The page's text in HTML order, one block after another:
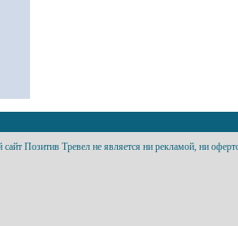
Позитив Тревел не является ни рекламой, ни